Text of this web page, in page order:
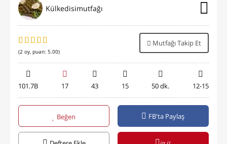
Külkedisimutfağı
(2 oy, puan: 5.00)
Mutfağı Takip Et
101.7B 17 43 15 50 dk. 12-15
Beğen FB'ta Paylaş